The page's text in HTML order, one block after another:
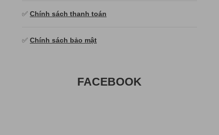
✅ Chính sách thanh toán
✅ Chính sách bảo mật
FACEBOOK